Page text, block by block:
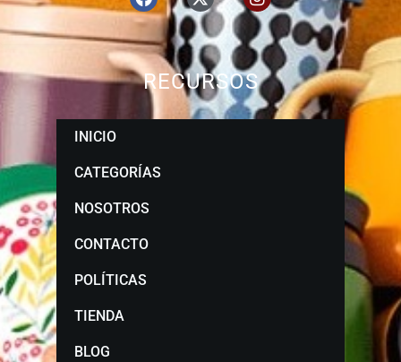
RECURSOS
INICIO
CATEGORÍAS
NOSOTROS
CONTACTO
POLÍTICAS
TIENDA
BLOG